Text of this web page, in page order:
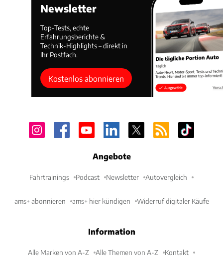
Newsletter
Top-Tests, echte
Erfahrungsberichte &
Technik-Highlights – direkt in
Ihr Postfach.
Kostenlos abonnieren
Angebote
Fahrtrainings Podcast Newsletter Autovergleich
ams+ abonnieren ams+ hier kündigen Widerruf digitaler Käufe
Information
Alle Marken von A-Z Alle Themen von A-Z Kontakt